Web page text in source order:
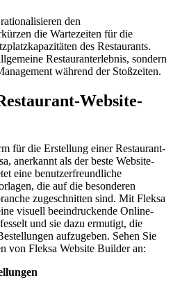
den
die Wartezeiten für die
des Restaurants.
Restauranterlebnis, sondern
während der Stoßzeiten.
Website-
für die Erstellung einer Restaurant-
anerkannt als der beste Website-
eine benutzerfreundliche
die auf die besonderen
zugeschnitten sind. Mit Fleksa
visuell beeindruckende Online-
und sie dazu ermutigt, die
aufzugeben. Sehen Sie
von Fleksa Website Builder an: